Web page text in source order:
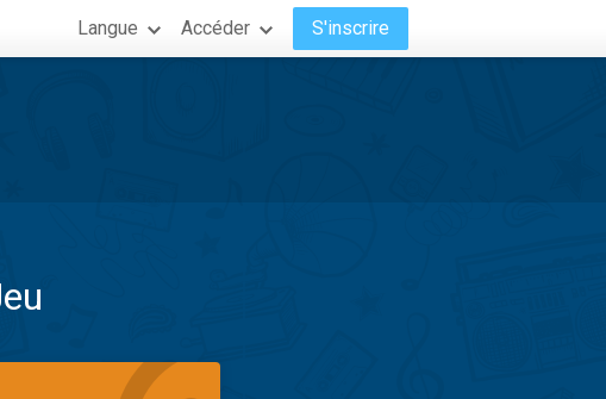
Langue Accéder S'inscrire